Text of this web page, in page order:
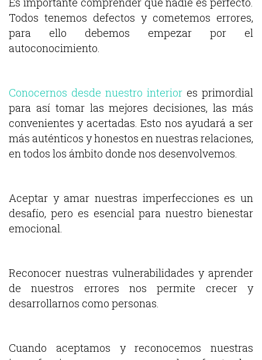
Todos tenemos defectos y cometemos errores,
para ello debemos empezar por el
autoconocimiento.
Conocernos desde nuestro interior es primordial
para así tomar las mejores decisiones, las más
convenientes y acertadas. Esto nos ayudará a ser
más auténticos y honestos en nuestras relaciones,
en todos los ámbito donde nos desenvolvemos.
Aceptar y amar nuestras imperfecciones es un
desafío, pero es esencial para nuestro bienestar
emocional.
Reconocer nuestras vulnerabilidades y aprender
de nuestros errores nos permite crecer y
desarrollarnos como personas.
Cuando aceptamos y reconocemos nuestras